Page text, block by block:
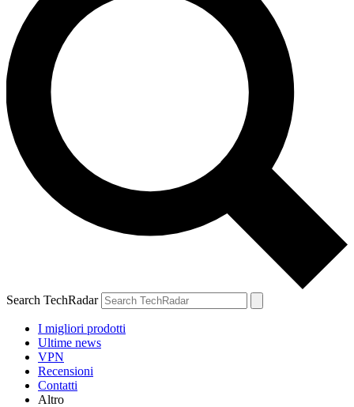
Search TechRadar
I migliori prodotti
Ultime news
VPN
Recensioni
Contatti
Altro